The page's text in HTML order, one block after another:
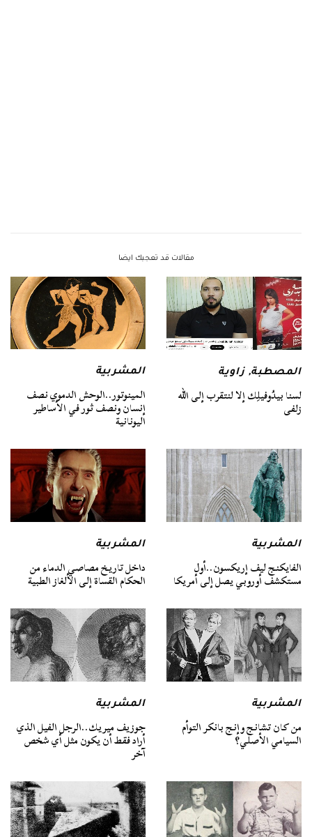
مقالات قد تعجبك ايضا
المصطبة, زاوية
لسنا بيدُوفيلِك إلا لنتقرب إلى الله
زلفى
المشربية
المينوتور..الوحش الدموي نصف
إنسان ونصف ثور في الأساطير
اليونانية
المشربية
الفايكنج ليف إريكسون..أول
مستكشف أوروبي يصل إلى أمريكا
المشربية
داخل تاريخ مصاصي الدماء من
الحكام القساة إلى الألغاز الطبية
المشربية
من كان تشانج وإنج بانكر التوأم
السيامي الأصلي؟
المشربية
جوزيف ميريك..الرجل الفيل الذي
أراد فقط أن يكون مثل أي شخص
آخر